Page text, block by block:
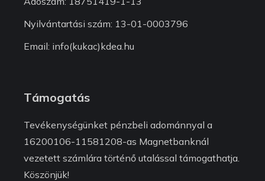
Nyilvántartási szám: 13-01-0003796
Email: info(kukac)kdea.hu
Támogatás
Tevékenységünket pénzbeli adománnyal a
16200106-11581208-as Magnetbanknál
vezetett számlára történő utalással támogathatja.
Köszönjük!